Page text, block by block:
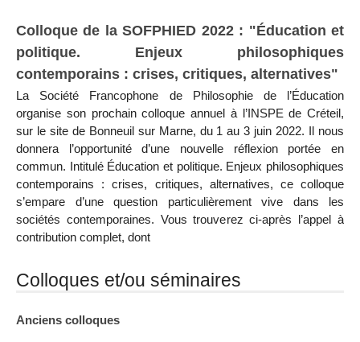
Colloque de la SOFPHIED 2022 : "Éducation et
politique. Enjeux philosophiques
contemporains : crises, critiques, alternatives"
La Société Francophone de Philosophie de l’Éducation
organise son prochain colloque annuel à l’INSPE de Créteil,
sur le site de Bonneuil sur Marne, du 1 au 3 juin 2022. Il nous
donnera l’opportunité d’une nouvelle réflexion portée en
commun. Intitulé Éducation et politique. Enjeux philosophiques
contemporains : crises, critiques, alternatives, ce colloque
s’empare d’une question particulièrement vive dans les
sociétés contemporaines. Vous trouverez ci-après l’appel à
contribution complet, dont
Colloques et/ou séminaires
Anciens colloques